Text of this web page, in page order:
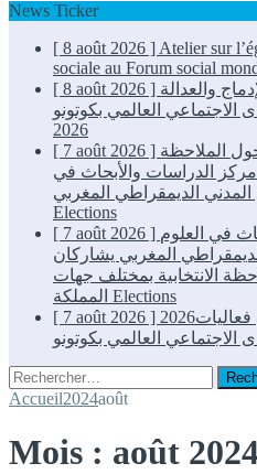
News Ticker
[ 8 août 2026 ] Atelier sur
sociale au Forum social
[ 8 août 2026 ] والعدالة
2026
[ 7 août 2026 ] الملاحظة
مركز الدراسات والأبحاث في
المدني الديمقراطي المغربي
Elections
[ 7 août 2026 ] في العلوم
المغربي يشاركان
الانتخابية بمختلف جهات
Elections
[ 7 août 2026 ] 2026وفد مغربي يشارك بفاعلية في فعاليات
Rechercher :
Accueil2024août
Mois : août